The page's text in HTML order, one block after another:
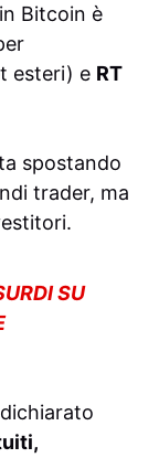
Bitcoin è
esteri) e RT
spostando
trader, ma
SU